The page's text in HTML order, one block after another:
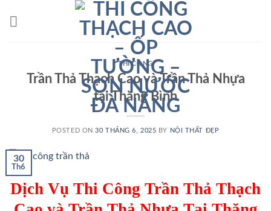
THI CÔNG
Trần Thả Thạch Cao và Trần Thả Nhựa
tại Thăng Bình
POSTED ON30 THÁNG 6, 2025 BY NỘI THẤT ĐẸP
30
Th6
Dịch Vụ Thi Công Trần Thả Thạch